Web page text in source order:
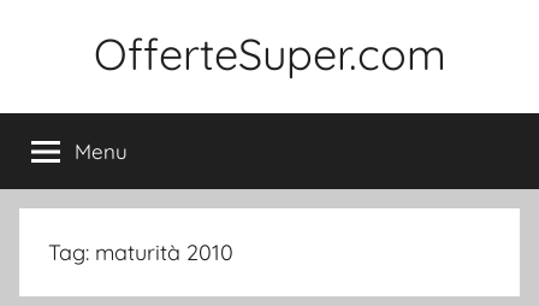
OfferteSuper.com
Menu
Tag: maturità 2010